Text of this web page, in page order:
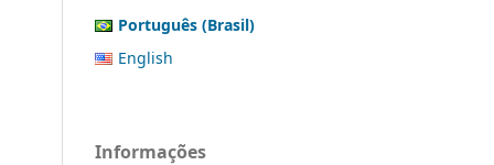
Português (Brasil)
English
Informações